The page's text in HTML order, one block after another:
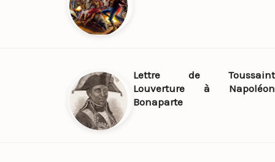
Lettre de Toussaint
Louverture à Napoléon
Bonaparte